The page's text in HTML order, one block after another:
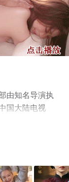
由知名导演执
国大陆电视
免费观看高清
台了解。